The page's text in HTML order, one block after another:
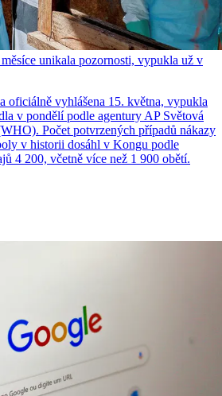
unikala pozornosti, vypukla už v
oficiálně vyhlášena 15. května, vypukla
v pondělí podle agentury AP Světová
Počet potvrzených případů nákazy
v historii dosáhl v Kongu podle
4 200, včetně více než 1 900 obětí.